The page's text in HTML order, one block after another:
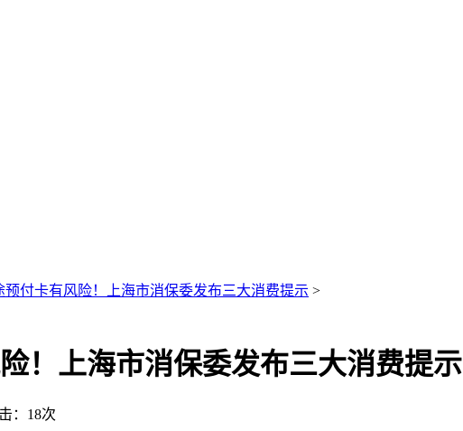
预付卡有风险！上海市消保委发布三大消费提示 >
！上海市消保委发布三大消费提示
：18次